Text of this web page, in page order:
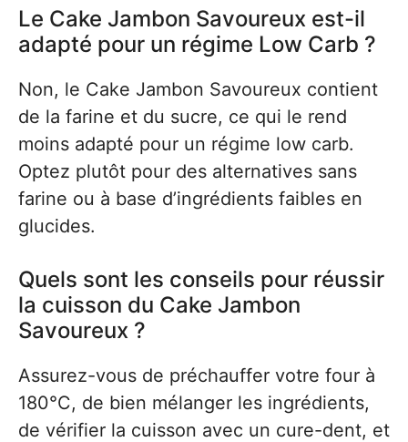
Le Cake Jambon Savoureux est-il
adapté pour un régime Low Carb ?
Non, le Cake Jambon Savoureux contient
de la farine et du sucre, ce qui le rend
moins adapté pour un régime low carb.
Optez plutôt pour des alternatives sans
farine ou à base d’ingrédients faibles en
glucides.
Quels sont les conseils pour réussir
la cuisson du Cake Jambon
Savoureux ?
Assurez-vous de préchauffer votre four à
180°C, de bien mélanger les ingrédients,
de vérifier la cuisson avec un cure-dent, et